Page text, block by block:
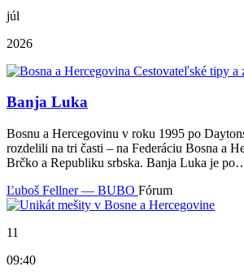
júl
2026
Banja Luka
Bosnu a Hercegovinu v roku 1995 po
rozdelili na tri časti – na Federáciu Bosna a
Brčko a Republiku srbska. Banja Luka je
Ľuboš Fellner — BUBO Fórum
11
09:40